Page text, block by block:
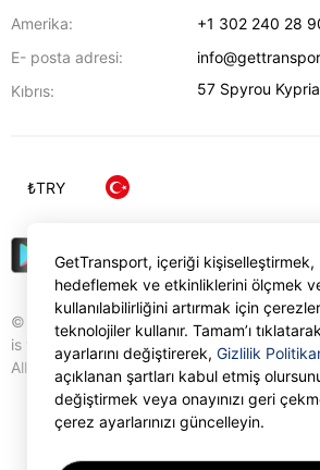
Amerika:
+1 302 240 28
E- posta adresi:
Kıbrıs:
57 Spyrou
© Gettransport International Limited.
is trademark of Gettransport International
All rights reserved.
₺TRY
GetTransport, içeriği kişiselleştirmek,
hedeflemek ve etkinliklerini ölçmek
kullanılabilirliğini artırmak için
teknolojiler kullanır. Tamam’ı
ayarlarını değiştirerek, Gizlilik
açıklanan şartları kabul etmiş
değiştirmek veya onayınızı geri
çerez ayarlarınızı güncelleyin.